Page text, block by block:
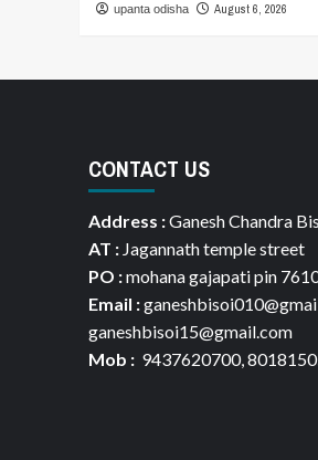
upanta odisha August 6, 2026
CONTACT US
Address :Ganesh Chandra
AT :Jagannath temple street
PO :mohana gajapati pin
Email :
ganeshbisoi15@gmail.com
Mob :9437620700,